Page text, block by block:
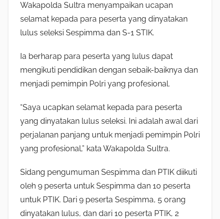
Wakapolda Sultra menyampaikan ucapan
selamat kepada para peserta yang dinyatakan
lulus seleksi Sespimma dan S-1 STIK.
Ia berharap para peserta yang lulus dapat
mengikuti pendidikan dengan sebaik-baiknya dan
menjadi pemimpin Polri yang profesional.
“Saya ucapkan selamat kepada para peserta
yang dinyatakan lulus seleksi. Ini adalah awal dari
perjalanan panjang untuk menjadi pemimpin Polri
yang profesional,” kata Wakapolda Sultra.
Sidang pengumuman Sespimma dan PTIK diikuti
oleh 9 peserta untuk Sespimma dan 10 peserta
untuk PTIK. Dari 9 peserta Sespimma, 5 orang
dinyatakan lulus, dan dari 10 peserta PTIK, 2